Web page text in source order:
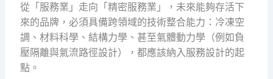
從「服務業」走向「精密服務業」，未來能夠存活下
來的品牌，必須具備跨領域的技術整合能力：冷凍空
調、材料科學、結構力學、甚至氣體動力學（例如負
壓隔離與氣流路徑設計），都應該納入服務設計的起
點。